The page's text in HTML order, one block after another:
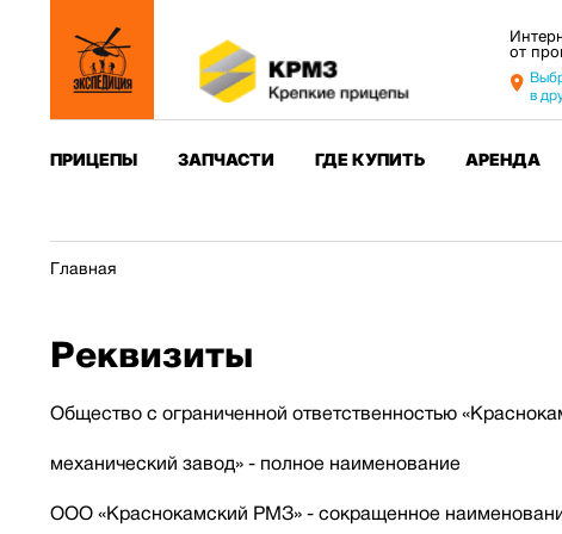
от
в
ПРИЦЕПЫ ЗАПЧАСТИ ГДЕ КУПИТЬ АРЕНДА
Главная
Реквизиты
Общество с ограниченной ответственностью
механический завод» - полное наименование
ООО «Краснокамский РМЗ» - сокращенное